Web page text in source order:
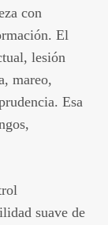
con
El
lesión
mareo,
Esa
suave de